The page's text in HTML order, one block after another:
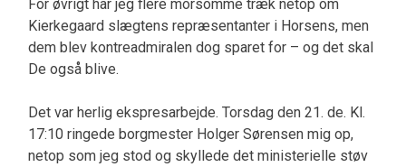
For øvrigt har jeg flere morsomme træk netop om
Kierkegaard slægtens repræsentanter i Horsens, men
dem blev kontreadmiralen dog sparet for – og det skal
De også blive.
Det var herlig ekspresarbejde. Torsdag den 21. de. Kl.
17:10 ringede borgmester Holger Sørensen mig op,
netop som jeg stod og skyllede det ministerielle støv